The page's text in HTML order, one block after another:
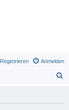
Anmelden
Registrieren